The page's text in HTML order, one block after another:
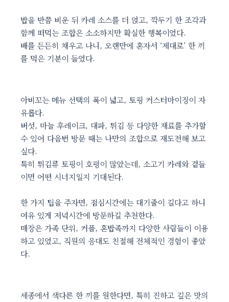
밥을 반쯤 비운 뒤 카레 소스를 더 얹고, 깍두기 한 조각과
함께 떠먹는 조합은 소소하지만 확실한 행복이었다.
배를 든든히 채우고 나니, 오랜만에 혼자서 ‘제대로’ 한 끼
를 먹은 기분이 들었다.
아비꼬는 메뉴 선택의 폭이 넓고, 토핑 커스터마이징이 자
유롭다.
버섯, 마늘 후레이크, 대파, 튀김 등 다양한 재료를 추가할
수 있어 다음번 방문 때는 나만의 조합으로 재도전해 보고
싶다.
특히 튀김류 토핑이 호평이 많았는데, 소고기 카레와 곁들
이면 어떤 시너지일지 기대된다.
한 가지 팁을 주자면, 점심시간에는 대기줄이 길다고 하니
여유 있게 저녁시간에 방문하길 추천한다.
매장은 가족 단위, 커플, 혼밥족까지 다양한 사람들이 이용
하고 있었고, 직원의 응대도 친절해 전체적인 경험이 좋았
다.
세종에서 색다른 한 끼를 원한다면, 특히 진하고 깊은 맛의